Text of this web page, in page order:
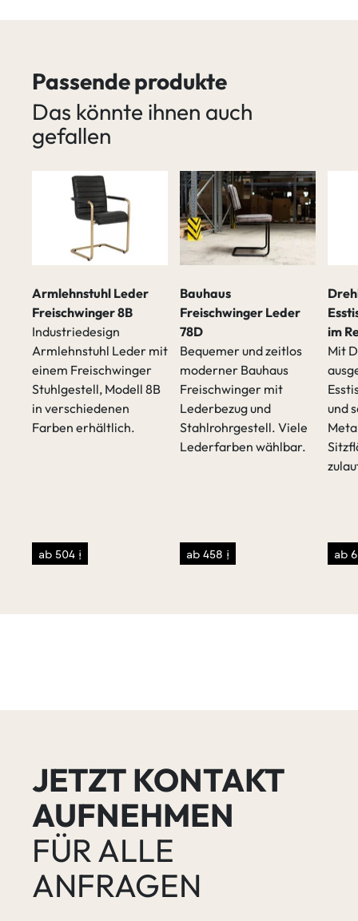
Passende produkte
Das könnte ihnen auch
gefallen
Armlehnstuhl Leder
Freischwinger 8B
Industriedesign
Armlehnstuhl Leder mit
einem Freischwinger
Stuhlgestell, Modell 8B
in verschiedenen
Farben erhältlich.
ab 504 €
Bauhaus
Freischwinger Leder
78D
Bequemer und zeitlos
moderner Bauhaus
Freischwinger mit
Lederbezug und
Stahlrohrgestell. Viele
Lederfarben wählbar.
ab 458 €
im
Mit
und
ab
JETZT KONTAKT
AUFNEHMEN
FÜR ALLE
ANFRAGEN